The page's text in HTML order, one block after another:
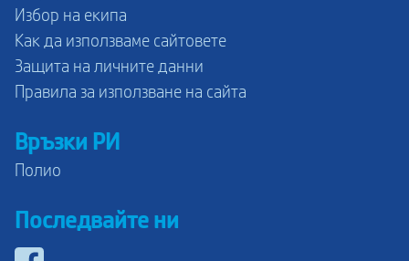
Избор на екипа
Как да използваме сайтовете
Защита на личните данни
Правила за използване на сайта
Връзки РИ
Полио
Последвайте ни